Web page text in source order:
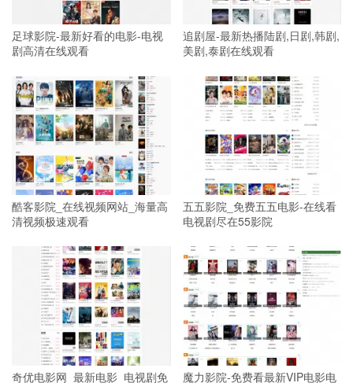
足球影院-最新好看的电影-电视
剧高清在线观看
追剧屋-最新热播陆剧,日剧,韩剧,
美剧,泰剧在线观看
酷客影院_在线视频网站_海量高
清视频极速观看
五五影院_免费五五电影-在线看
电视剧尽在55影院
奇优电影网_最新电影_电视剧免 魔力影院-免费看最新VIP电影电